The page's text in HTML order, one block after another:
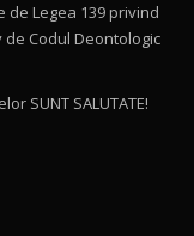
/ AutoBlog.MD
Legea 139 privind
Codul Deontologic
SUNT SALUTATE!